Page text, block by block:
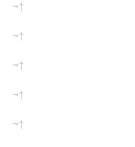
¬†
¬†
¬†
¬†
¬†